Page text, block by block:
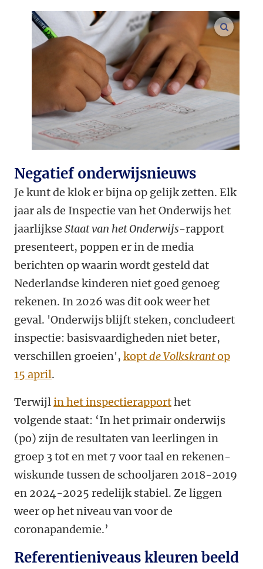
Negatief onderwijsnieuws
Je kunt de klok er bijna op gelijk zetten. Elk
jaar als de Inspectie van het Onderwijs het
jaarlijkse Staat van het Onderwijs-rapport
presenteert, poppen er in de media
berichten op waarin wordt gesteld dat
Nederlandse kinderen niet goed genoeg
rekenen. In 2026 was dit ook weer het
geval. 'Onderwijs blijft steken, concludeert
inspectie: basisvaardigheden niet beter,
verschillen groeien', koptde Volkskrantop
15 april.
Terwijlin het inspectierapporthet
volgende staat: ‘In het primair onderwijs
(po) zijn de resultaten van leerlingen in
groep 3 tot en met 7 voor taal en rekenen-
wiskunde tussen de schooljaren 2018-2019
en 2024-2025 redelijk stabiel. Ze liggen
weer op het niveau van voor de
coronapandemie.’
Referentieniveaus kleuren beeld